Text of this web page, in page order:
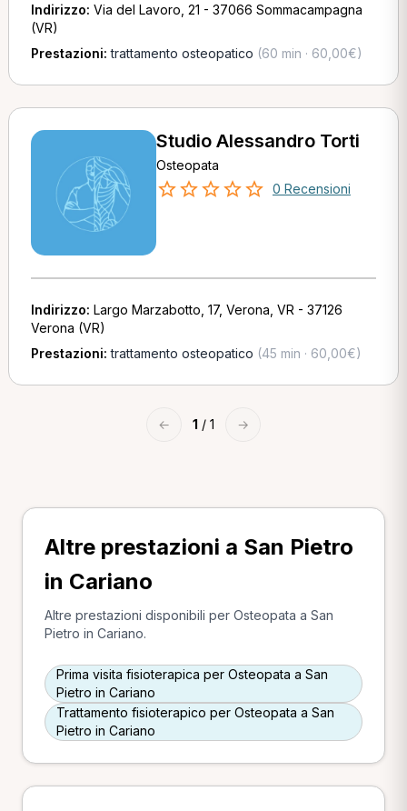
Indirizzo: Via del Lavoro, 21 - 37066 Sommacampagna
(VR)
Prestazioni:trattamento osteopatico (60 min · 60,00€)
Studio Alessandro Torti
Osteopata
0 Recensioni
Indirizzo: Largo Marzabotto, 17, Verona, VR - 37126
Verona (VR)
Prestazioni:trattamento osteopatico (45 min · 60,00€)
← 1 / 1 →
Altre prestazioni a San Pietro
in Cariano
Altre prestazioni disponibili per Osteopata a San
Pietro in Cariano.
Prima visita fisioterapica per Osteopata a San
Pietro in Cariano
Trattamento fisioterapico per Osteopata a San
Pietro in Cariano